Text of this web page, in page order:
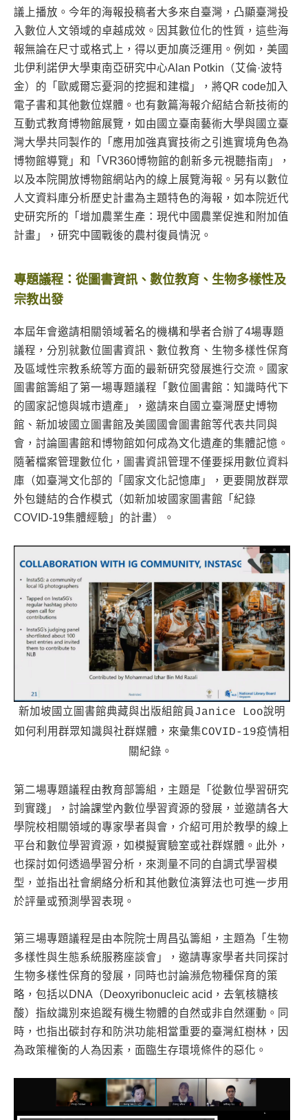
議上播放。今年的海報投稿者大多來自臺灣，凸顯臺灣投
入數位人文領域的卓越成效。因其數位化的性質，這些海
報無論在尺寸或格式上，得以更加廣泛運用。例如，美國
北伊利諾伊大學東南亞研究中心Alan Potkin（艾倫·波特
金）的「歐威爾忘憂洞的挖掘和建檔」，將QR code加入
電子書和其他數位媒體。也有數篇海報介紹結合新技術的
互動式教育博物館展覽，如由國立臺南藝術大學與國立臺
灣大學共同製作的「應用加強真實技術之引進實境角色為
博物館導覽」和「VR360博物館的創新多元視聽指南」，
以及本院開放博物館網站內的線上展覽海報。另有以數位
人文資料庫分析歷史計畫為主題特色的海報，如本院近代
史研究所的「增加農業生產：現代中國農業促進和附加值
計畫」，研究中國戰後的農村復員情況。
專題議程：從圖書資訊、數位教育、生物多樣性及
宗教出發
本屆年會邀請相關領域著名的機構和學者合辦了4場專題
議程，分別就數位圖書資訊、數位教育、生物多樣性保育
及區域性宗教系統等方面的最新研究發展進行交流。國家
圖書館籌組了第一場專題議程「數位圖書館：知識時代下
的國家記憶與城市遺產」，邀請來自國立臺灣歷史博物
館、新加坡國立圖書館及美國國會圖書館等代表共同與
會，討論圖書館和博物館如何成為文化遺產的集體記憶。
隨著檔案管理數位化，圖書資訊管理不僅要採用數位資料
庫（如臺灣文化部的「國家文化記憶庫」，更要開放群眾
外包鏈結的合作模式（如新加坡國家圖書館「紀錄
COVID-19集體經驗」的計畫）。
新加坡國立圖書館典藏與出版組館員Janice Loo說明
如何利用群眾知識與社群媒體，來彙集COVID-19疫情相
關紀錄。
第二場專題議程由教育部籌組，主題是「從數位學習研究
到實踐」，討論課堂內數位學習資源的發展，並邀請各大
學院校相關領域的專家學者與會，介紹可用於教學的線上
平台和數位學習資源，如模擬實驗室或社群媒體。此外，
也探討如何透過學習分析，來測量不同的自調式學習模
型，並指出社會網絡分析和其他數位演算法也可進一步用
於評量或預測學習表現。
第三場專題議程是由本院院士周昌弘籌組，主題為「生物
多樣性與生態系統服務座談會」，邀請專家學者共同探討
生物多樣性保育的發展，同時也討論瀕危物種保育的策
略，包括以DNA（Deoxyribonucleic acid，去氧核糖核
酸）指紋識別來追蹤有機生物體的自然或非自然運動。同
時，也指出碳封存和防洪功能相當重要的臺灣紅樹林，因
為政策權衡的人為因素，面臨生存環境條件的惡化。